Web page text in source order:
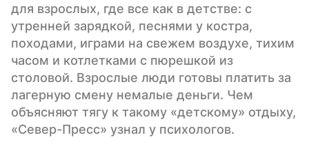
для взрослых, где все как в детстве: с
утренней зарядкой, песнями у костра,
походами, играми на свежем воздухе, тихим
часом и котлетками с пюрешкой из
столовой. Взрослые люди готовы платить за
лагерную смену немалые деньги. Чем
объясняют тягу к такому «детскому» отдыху,
«Север-Пресс» узнал у психологов.